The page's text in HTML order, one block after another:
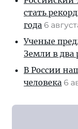
стать
года 6
Ученые
Земли в два
В России
человека 6